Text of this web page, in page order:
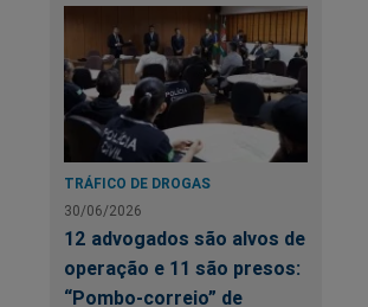
TRÁFICO DE DROGAS
30/06/2026
12 advogados são alvos de
operação e 11 são presos:
“Pombo-correio” de